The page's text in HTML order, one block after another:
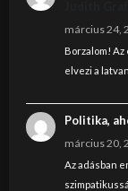
március 24,
Borzalom!
elvezi a
Politika,
március 20,
Az adásban